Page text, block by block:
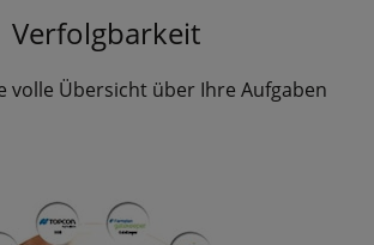
Verfolgbarkeit
volle Übersicht über Ihre Aufgaben